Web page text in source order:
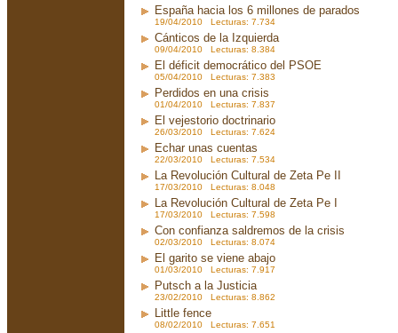
España hacia los 6 millones de parados
19/04/2010 Lecturas: 7.734
Cánticos de la Izquierda
09/04/2010 Lecturas: 8.384
El déficit democrático del PSOE
05/04/2010 Lecturas: 7.383
Perdidos en una crisis
01/04/2010 Lecturas: 7.837
El vejestorio doctrinario
26/03/2010 Lecturas: 7.624
Echar unas cuentas
22/03/2010 Lecturas: 7.534
La Revolución Cultural de Zeta Pe II
17/03/2010 Lecturas: 8.048
La Revolución Cultural de Zeta Pe I
17/03/2010 Lecturas: 7.598
Con confianza saldremos de la crisis
02/03/2010 Lecturas: 8.074
El garito se viene abajo
01/03/2010 Lecturas: 7.917
Putsch a la Justicia
23/02/2010 Lecturas: 8.862
Little fence
08/02/2010 Lecturas: 7.651